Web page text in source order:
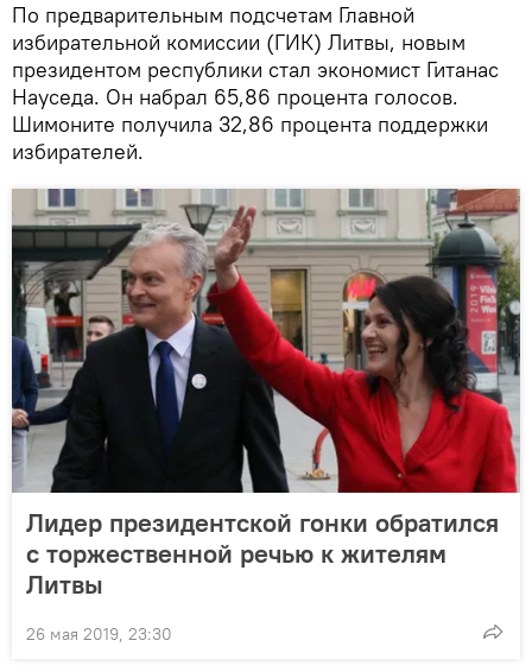
По предварительным подсчетам Главной
избирательной комиссии (ГИК) Литвы, новым
президентом республики стал экономист Гитанас
Науседа. Он набрал 65,86 процента голосов.
Шимоните получила 32,86 процента поддержки
избирателей.
Лидер президентской гонки обратился
с торжественной речью к жителям
Литвы
26 мая 2019, 23:30